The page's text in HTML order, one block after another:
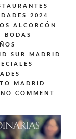
2024
ALCORCÓN
BODAS
SUR MADRID
MADRID
NO COMMENT